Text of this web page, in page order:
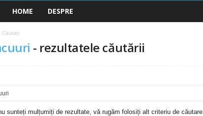
a
n
u
HOME DESPRE
Căutați
- rezultatele căutării
sunteți mulțumiți de rezultate, vă rugăm folosiți alt criteriu de căutare